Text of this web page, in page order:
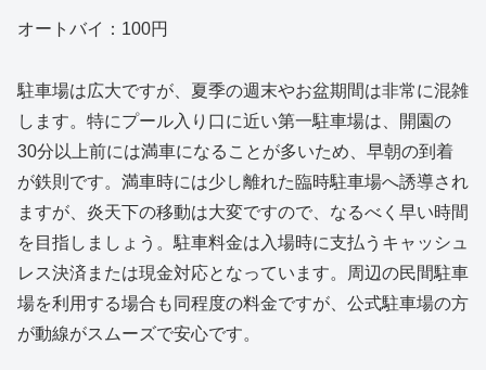
オートバイ：100円
駐車場は広大ですが、夏季の週末やお盆期間は非常に混雑
します。特にプール入り口に近い第一駐車場は、開園の
30分以上前には満車になることが多いため、早朝の到着
が鉄則です。満車時には少し離れた臨時駐車場へ誘導され
ますが、炎天下の移動は大変ですので、なるべく早い時間
を目指しましょう。駐車料金は入場時に支払うキャッシュ
レス決済または現金対応となっています。周辺の民間駐車
場を利用する場合も同程度の料金ですが、公式駐車場の方
が動線がスムーズで安心です。